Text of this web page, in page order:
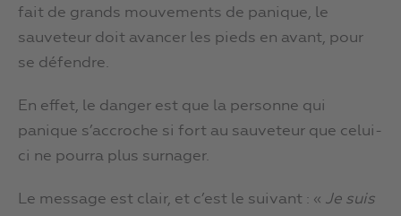
fait de grands mouvements de panique, le
sauveteur doit avancer les pieds en avant, pour
se défendre.
En effet, le danger est que la personne qui
panique s’accroche si fort au sauveteur que celui-
ci ne pourra plus surnager.
Le message est clair, et c’est le suivant : « Je suis